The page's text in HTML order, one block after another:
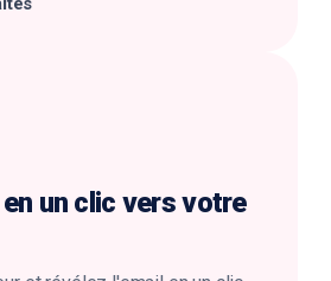
un clic vers votre